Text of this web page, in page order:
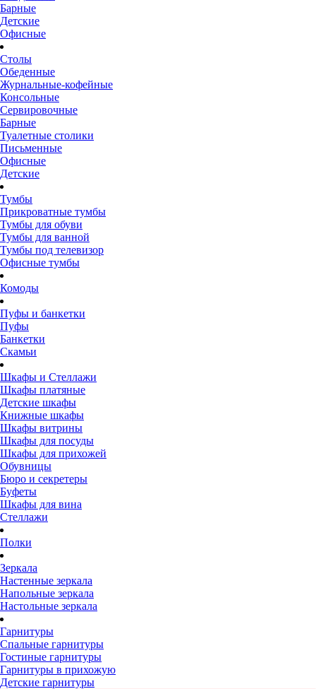
Барные
Детские
Офисные
Столы
Обеденные
Журнальные-кофейные
Консольные
Сервировочные
Барные
Туалетные столики
Письменные
Офисные
Детские
Тумбы
Прикроватные тумбы
Тумбы для обуви
Тумбы для ванной
Тумбы под телевизор
Офисные тумбы
Комоды
Пуфы и банкетки
Пуфы
Банкетки
Скамьи
Шкафы и Стеллажи
Шкафы платяные
Детские шкафы
Книжные шкафы
Шкафы витрины
Шкафы для посуды
Шкафы для прихожей
Обувницы
Бюро и секретеры
Буфеты
Шкафы для вина
Стеллажи
Полки
Зеркала
Настенные зеркала
Напольные зеркала
Настольные зеркала
Гарнитуры
Спальные гарнитуры
Гостиные гарнитуры
Гарнитуры в прихожую
Детские гарнитуры